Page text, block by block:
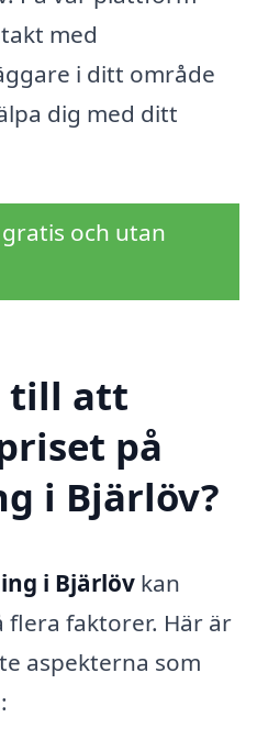
med
i ditt område
dig med ditt
och utan
till att
på
i Bjärlöv?
i Bjärlöv kan
flera faktorer. Här är
aspekterna som